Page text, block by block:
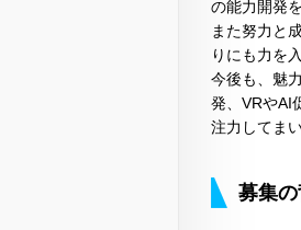
の能力開発
また努力と
りにも力を
今後も、魅
発、VRやAI
注力してま
募集